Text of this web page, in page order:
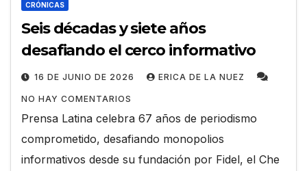
CRÓNICAS
Seis décadas y siete años
desafiando el cerco informativo
16 DE JUNIO DE 2026 ERICA DE LA NUEZ
NO HAY COMENTARIOS
Prensa Latina celebra 67 años de periodismo
comprometido, desafiando monopolios
informativos desde su fundación por Fidel, el Che